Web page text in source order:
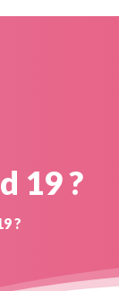
19?
?